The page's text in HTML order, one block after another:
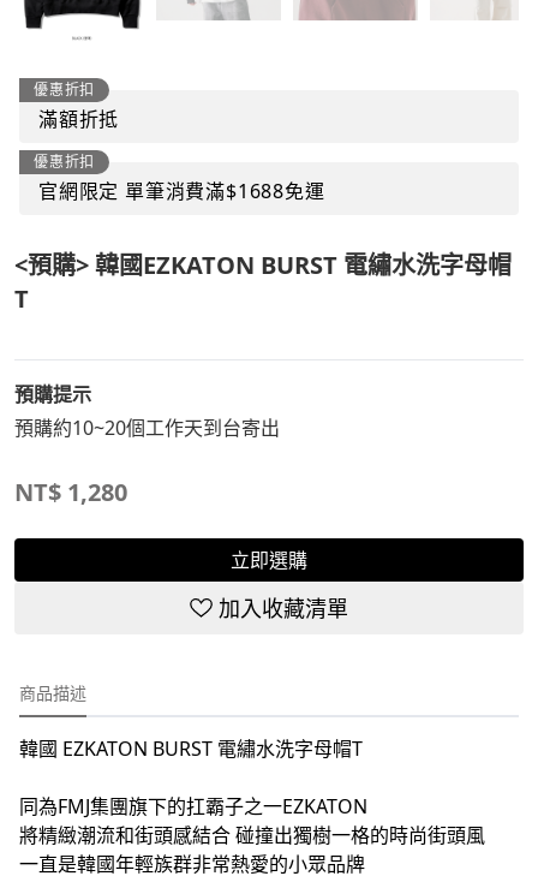
優惠折扣
滿額折抵
優惠折扣
官網限定 單筆消費滿$1688免運
<預購> 韓國EZKATON BURST 電繡水洗字母帽
T
預購提示
預購約10~20個工作天到台寄出
NT$ 1,280
立即選購
加入收藏清單
商品描述
韓國 EZKATON BURST 電繡水洗字母帽T
同為FMJ集團旗下的扛霸子之一EZKATON
將精緻潮流和街頭感結合 碰撞出獨樹一格的時尚街頭風
一直是韓國年輕族群非常熱愛的小眾品牌